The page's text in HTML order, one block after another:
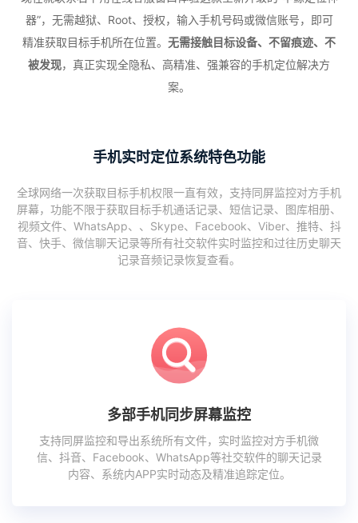
器”，无需越狱、Root、授权，输入手机号码或微信账号，即可
精准获取目标手机所在位置。 无需接触目标设备、不留痕迹、不
被发现，真正实现全隐私、高精准、强兼容的手机定位解决方
案。
手机实时定位系统特色功能
全球网络一次获取目标手机权限一直有效，支持同屏监控对方手机
屏幕，功能不限于获取目标手机通话记录、短信记录、图库相册、
视频文件、WhatsApp、、Skype、Facebook、Viber、推特、抖
音、快手、微信聊天记录等所有社交软件实时监控和过往历史聊天
记录音频记录恢复查看。
多部手机同步屏幕监控
支持同屏监控和导出系统所有文件，实时监控对方手机微
信、抖音、Facebook、WhatsApp等社交软件的聊天记录
内容、系统内APP实时动态及精准追踪定位。